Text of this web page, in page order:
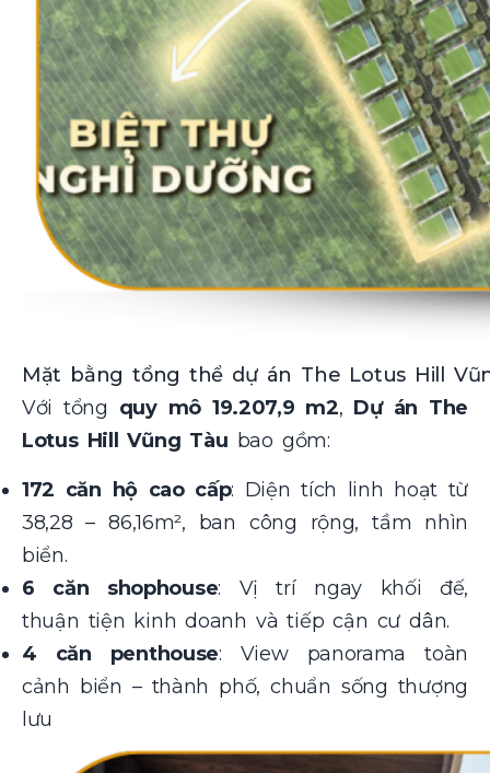
Mặt bằng tổng thể dự án The Lotus Hill
Với tổng quy mô 19.207,9 m2, Dự án The
Lotus Hill Vũng Tàu bao gồm:
172 căn hộ cao cấp: Diện tích linh hoạt từ
38,28 – 86,16m², ban công rộng, tầm nhìn
biển.
6 căn shophouse: Vị trí ngay khối đế,
thuận tiện kinh doanh và tiếp cận cư dân.
4 căn penthouse: View panorama toàn
cảnh biển – thành phố, chuẩn sống thượng
lưu